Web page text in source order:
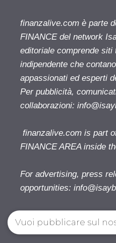
finanzalive.com è parte
FINANCE del network
editoriale comprende
indipendente che
appassionati ed esperti
Per pubblicità,
collaborazioni:
finanzalive.com is part
FINANCE AREA inside
For advertising, press
opportunities:
Finanzalive.com ©
Vuoi pubblicare sul